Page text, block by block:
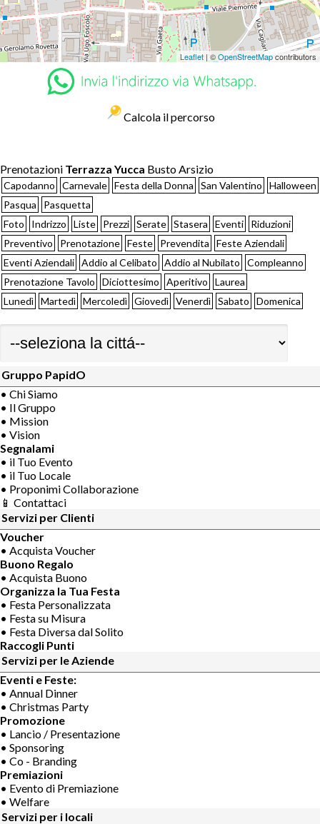
Leaflet| ©OpenStreetMapcontributors
Calcola il percorso
Prenotazioni Terrazza Yucca Busto Arsizio
Capodanno Carnevale Festa della Donna San Valentino
Halloween
Pasqua
Pasquetta
Foto
Indrizzo Liste Prezzi Serate Stasera Eventi
Riduzioni
Preventivo
Prenotazione Feste Prevendita
Feste Aziendali
Eventi Aziendali Addio al Celibato Addio al Nubilato
Compleanno
Prenotazione Tavolo
Diciottesimo Aperitivo
Laurea
Lunedì Martedì Mercoledì Giovedì Venerdì Sabato Domenica
Gruppo PapidO
• Chi Siamo
• Il Gruppo
• Mission
• Vision
Segnalami
• il Tuo Evento
• il Tuo Locale
• Proponimi Collaborazione
📱 Contattaci
Servizi per Clienti
Voucher
• Acquista Voucher
Buono Regalo
• Acquista Buono
Organizza la Tua Festa
• Festa Personalizzata
• Festa su Misura
• Festa Diversa dal Solito
Raccogli Punti
Servizi per le Aziende
Eventi e Feste:
• Annual Dinner
• Christmas Party
Promozione
• Lancio / Presentazione
• Sponsoring
• Co - Branding
Premiazioni
• Evento di Premiazione
• Welfare
Servizi per i locali